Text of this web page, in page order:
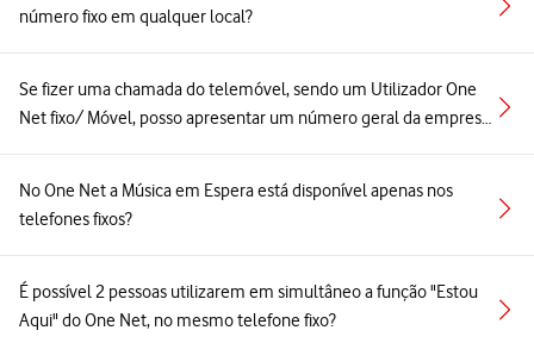
número fixo em qualquer local?
Se fizer uma chamada do telemóvel, sendo um Utilizador One
Net fixo/ Móvel, posso apresentar um número geral da empresa
No One Net a Música em Espera está disponível apenas nos
telefones fixos?
É possível 2 pessoas utilizarem em simultâneo a função "Estou
Aqui" do One Net, no mesmo telefone fixo?